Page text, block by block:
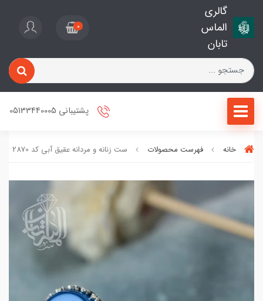
گالری
الماس
تابان
0
پشتیبانی 05133440005
خانه فهرست محصولات ست زنانه و مردانه عقیق آبی کد 2870